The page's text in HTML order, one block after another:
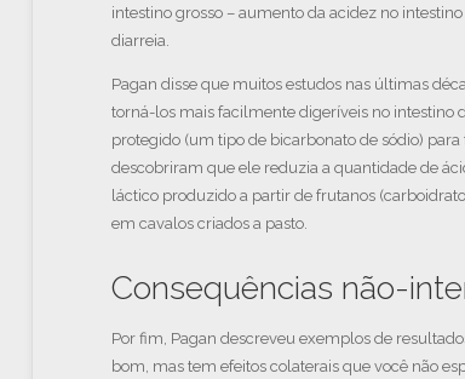
intestino grosso – aumento da acidez no
diarreia.
Pagan disse que muitos estudos nas últimas
torná-los mais facilmente digeríveis no intestino
protegido (um tipo de bicarbonato de sódio)
descobriram que ele reduzia a quantidade de
láctico produzido a partir de frutanos
em cavalos criados a pasto.
Consequências não-
Por fim, Pagan descreveu exemplos de
bom, mas tem efeitos colaterais que você não